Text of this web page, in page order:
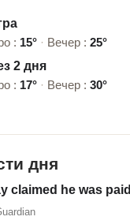
: 15° · Вечер : 25°
2 дня
: 17° · Вечер : 30°
дня
claimed he was